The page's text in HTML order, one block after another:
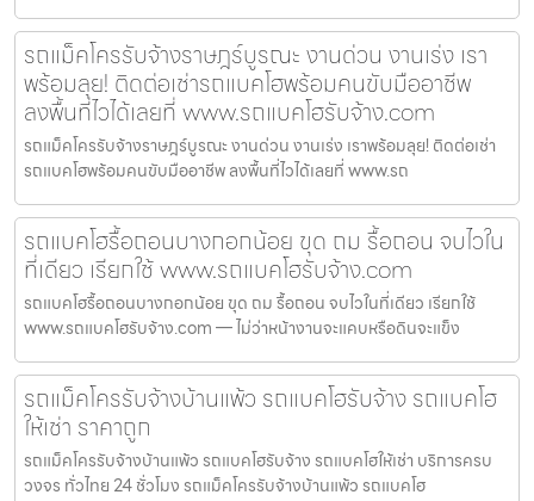
รถแม็คโครรับจ้างราษฎร์บูรณะ งานด่วน งานเร่ง เรา
พร้อมลุย! ติดต่อเช่ารถแบคโฮพร้อมคนขับมืออาชีพ
ลงพื้นที่ไวได้เลยที่ www.รถแบคโฮรับจ้าง.com
รถแม็คโครรับจ้างราษฎร์บูรณะ งานด่วน งานเร่ง เราพร้อมลุย! ติดต่อเช่า
รถแบคโฮพร้อมคนขับมืออาชีพ ลงพื้นที่ไวได้เลยที่ www.รถ
รถแบคโฮรื้อถอนบางกอกน้อย ขุด ถม รื้อถอน จบไวใน
ที่เดียว เรียกใช้ www.รถแบคโฮรับจ้าง.com
รถแบคโฮรื้อถอนบางกอกน้อย ขุด ถม รื้อถอน จบไวในที่เดียว เรียกใช้
www.รถแบคโฮรับจ้าง.com — ไม่ว่าหน้างานจะแคบหรือดินจะแข็ง
รถแม็คโครรับจ้างบ้านแพ้ว รถแบคโฮรับจ้าง รถแบคโฮ
ให้เช่า ราคาถูก
รถแม็คโครรับจ้างบ้านแพ้ว รถแบคโฮรับจ้าง รถแบคโฮให้เช่า บริการครบ
วงจร ทั่วไทย 24 ชั่วโมง รถแม็คโครรับจ้างบ้านแพ้ว รถแบคโฮ